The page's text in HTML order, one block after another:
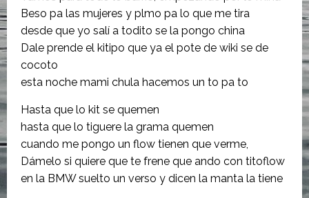
Beso pa las mujeres y plmo pa lo que me tira
desde que yo salí a todito se la pongo china
Dale prende el kitipo que ya el pote de wiki se de
cocoto
esta noche mami chula hacemos un to pa to
Hasta que lo kit se quemen
hasta que lo tiguere la grama quemen
cuando me pongo un flow tienen que verme,
Dámelo si quiere que te frene que ando con titoflow
en la BMW suelto un verso y dicen la manta la tiene